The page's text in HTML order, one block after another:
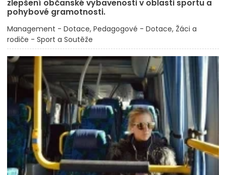
zlepšení občanské vybavenosti v oblasti sportu a
pohybové gramotnosti.
Management - Dotace Pedagogové - Dotace Žáci a
rodiče - Sport a Soutěže